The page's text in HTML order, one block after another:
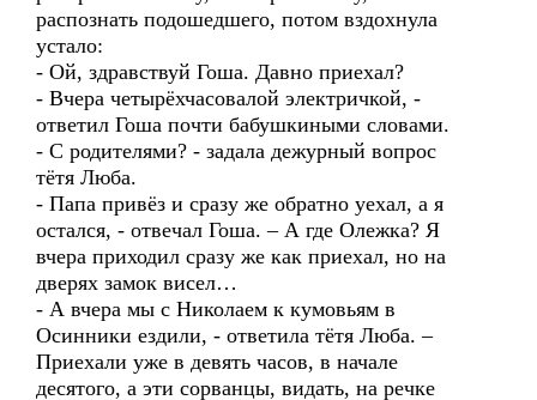
распознать подошедшего, потом вздохнула
устало:
- Ой, здравствуй Гоша. Давно приехал?
- Вчера четырёхчасовалой электричкой, -
ответил Гоша почти бабушкиными словами.
- С родителями? - задала дежурный вопрос
тётя Люба.
- Папа привёз и сразу же обратно уехал, а я
остался, - отвечал Гоша. – А где Олежка? Я
вчера приходил сразу же как приехал, но на
дверях замок висел…
- А вчера мы с Николаем к кумовьям в
Осинники ездили, - ответила тётя Люба. –
Приехали уже в девять часов, в начале
десятого, а эти сорванцы, видать, на речке